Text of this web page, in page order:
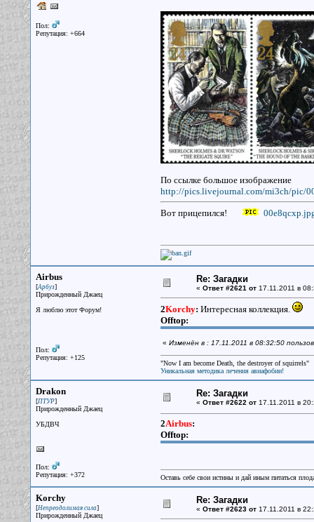
Пол:
Репутация: +664
По ссылке большое изображение
http://pics.livejournal.com/mi3ch/pic/
Вот прицепился!
Airbus
[Арбуз]
Прирожденный Джаец
Я люблю этот Форум!
Пол:
Репутация: +125
Re: Загадки
« Ответ #2621 от17.11.2011 в
2Korchy: Интересная коллекция.
Offtop:
« Изменён в : 17.11.2011 в 08:32:50
"Now I am become Death, the destroyer of squirrels"
Уникальная методика лечения авиафобии!
Drakon
[ПТУР]
Прирожденный Джаец
УБДВЧ
Пол:
Репутация: +372
Re: Загадки
« Ответ #2622 от17.11.2011 в
2Airbus:
Offtop:
Оставь себе свои истины и дай иным питаться
Korchy
[Непреодолимая сила]
Прирожденный Джаец
Re: Загадки
« Ответ #2623 от17.11.2011 в